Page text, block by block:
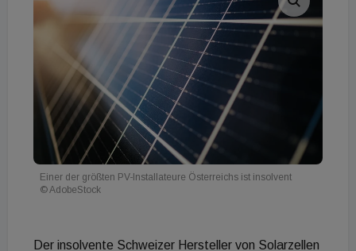
Einer der größten PV-Installateure Österreichs ist insolvent
© AdobeStock
Der insolvente Schweizer Hersteller von Solarzellen